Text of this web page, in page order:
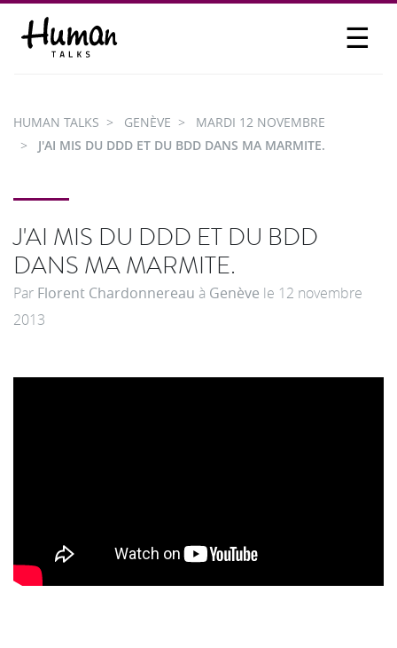
☰
PARTICIPER
HUMAN TALKS GENÈVE
MARDI 12 NOVEMBRE
J'AI MIS DU DDD ET DU BDD DANS MA MARMITE.
J'AI MIS DU DDD ET DU BDD
DANS MA MARMITE.
Par Florent Chardonnereau à Genève le 12 novembre
2013